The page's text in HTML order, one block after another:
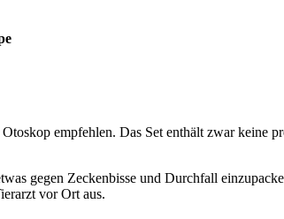
empfehlen. Das Set enthält zwar keine
gegen Zeckenbisse und Durchfall
vor Ort aus.